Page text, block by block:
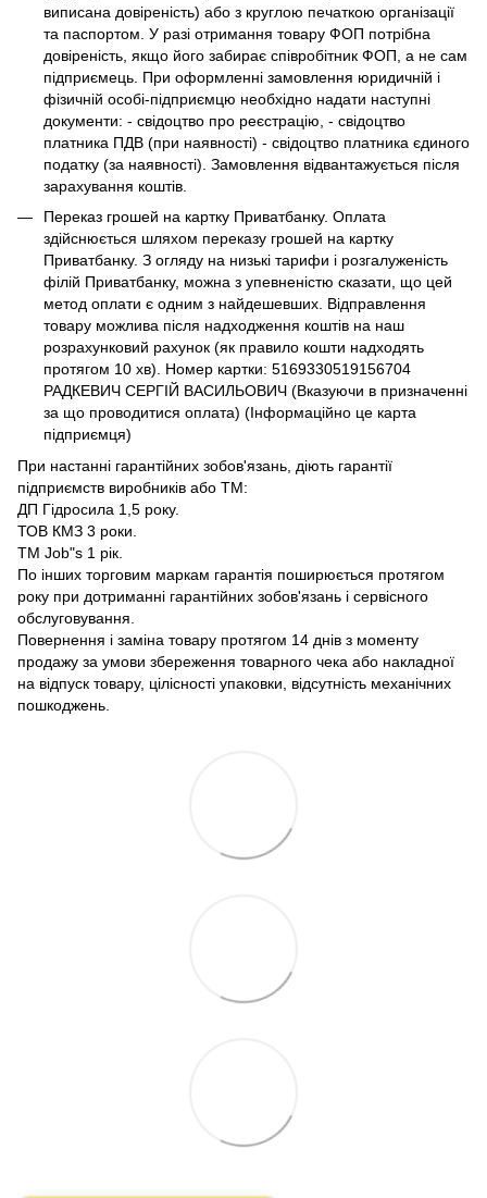
виписана довіреність) або з круглою печаткою організації
та паспортом. У разі отримання товару ФОП потрібна
довіреність, якщо його забирає співробітник ФОП, а не сам
підприємець. При оформленні замовлення юридичній і
фізичній особі-підприємцю необхідно надати наступні
документи: - свідоцтво про реєстрацію, - свідоцтво
платника ПДВ (при наявності) - свідоцтво платника єдиного
податку (за наявності). Замовлення відвантажується після
зарахування коштів.
Переказ грошей на картку Приватбанку. Оплата
здійснюється шляхом переказу грошей на картку
Приватбанку. З огляду на низькі тарифи і розгалуженість
філій Приватбанку, можна з упевненістю сказати, що цей
метод оплати є одним з найдешевших. Відправлення
товару можлива після надходження коштів на наш
розрахунковий рахунок (як правило кошти надходять
протягом 10 хв). Номер картки: 5169330519156704
РАДКЕВИЧ СЕРГІЙ ВАСИЛЬОВИЧ (Вказуючи в призначенні
за що проводитися оплата) (Інформаційно це карта
підприємця)
При настанні гарантійних зобов'язань, діють гарантії
підприємств виробників або ТМ:
ДП Гідросила 1,5 року.
ТОВ КМЗ 3 роки.
ТМ Job"s 1 рік.
По інших торговим маркам гарантія поширюється протягом
року при дотриманні гарантійних зобов'язань і сервісного
обслуговування.
Повернення і заміна товару протягом 14 днів з моменту
продажу за умови збереження товарного чека або накладної
на відпуск товару, цілісності упаковки, відсутність механічних
пошкоджень.